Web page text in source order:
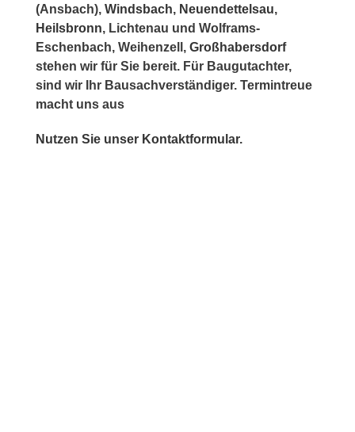
(Ansbach), Windsbach, Neuendettelsau,
Heilsbronn, Lichtenau und Wolframs-
Eschenbach, Weihenzell, Großhabersdorf
stehen wir für Sie bereit. Für Baugutachter,
sind wir Ihr Bausachverständiger. Termintreue
macht uns aus
Nutzen Sie unser Kontaktformular.